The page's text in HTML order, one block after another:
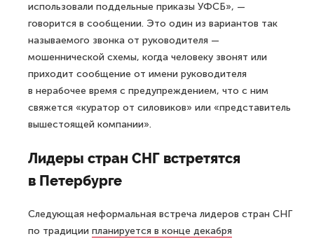
использовали поддельные приказы УФСБ», —
говорится в сообщении. Это один из вариантов так
называемого звонка от руководителя —
мошеннической схемы, когда человеку звонят или
приходит сообщение от имени руководителя
в нерабочее время с предупреждением, что с ним
свяжется «куратор от силовиков» или «представитель
вышестоящей компании».
Лидеры стран СНГ встретятся
в Петербурге
Следующая неформальная встреча лидеров стран СНГ
по традиции планируется в конце декабря